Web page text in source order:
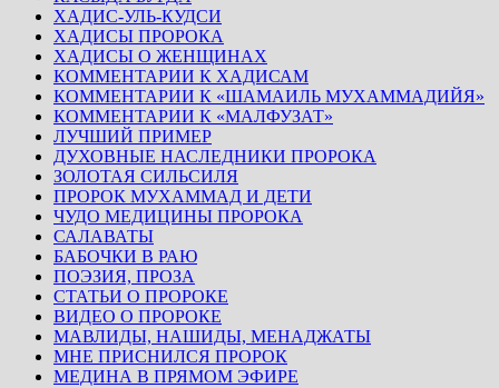
ХАДИС-УЛЬ-КУДСИ
ХАДИСЫ ПРОРОКА
ХАДИСЫ О ЖЕНЩИНАХ
КОММЕНТАРИИ К ХАДИСАМ
КОММЕНТАРИИ К «ШАМАИЛЬ МУХАММАДИЙЯ»
КОММЕНТАРИИ К «МАЛФУЗАТ»
ЛУЧШИЙ ПРИМЕР
ДУХОВНЫЕ НАСЛЕДНИКИ ПРОРОКА
ЗОЛОТАЯ СИЛЬСИЛЯ
ПРОРОК МУХАММАД И ДЕТИ
ЧУДО МЕДИЦИНЫ ПРОРОКА
САЛАВАТЫ
БАБОЧКИ В РАЮ
ПОЭЗИЯ, ПРОЗА
СТАТЬИ О ПРОРОКЕ
ВИДЕО О ПРОРОКЕ
МАВЛИДЫ, НАШИДЫ, МЕНАДЖАТЫ
МНЕ ПРИСНИЛСЯ ПРОРОК
МЕДИНА В ПРЯМОМ ЭФИРЕ